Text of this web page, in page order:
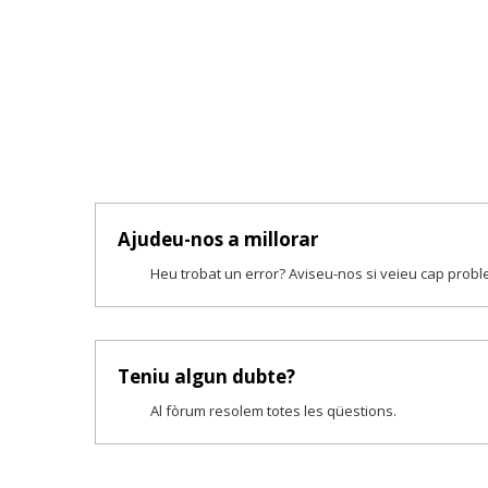
Ajudeu-nos a millorar
Heu trobat un error? Aviseu-nos si veieu cap
Teniu algun dubte?
Al fòrum resolem totes les qüestions.